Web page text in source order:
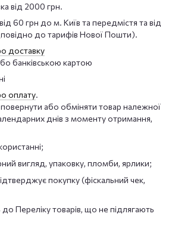
від 2000 грн.
60 грн до м. Київ та передмістя та від
до тарифів Нової Пошти).
доставку
банківською картою
оплату.
або обміняти товар належної
днів з моменту отримання,
вигляд, упаковку, пломби, ярлики;
покупку (фіскальний чек,
Переліку товарів, що не підлягають